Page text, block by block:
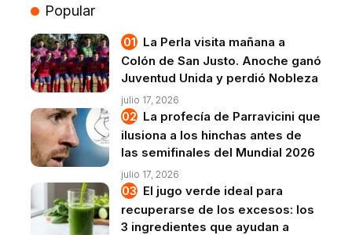
Popular
La Perla visita mañana a
Colón de San Justo. Anoche ganó
Juventud Unida y perdió Nobleza
julio 17, 2026
La profecía de Parravicini que
ilusiona a los hinchas antes de
las semifinales del Mundial 2026
julio 17, 2026
El jugo verde ideal para
recuperarse de los excesos: los
3 ingredientes que ayudan a